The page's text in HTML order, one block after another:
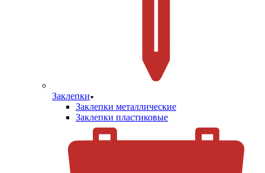
Заклепки
Заклепки металлические
Заклепки пластиковые